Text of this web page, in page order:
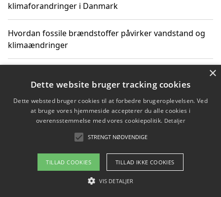
klimaforandringer i Danmark
Hvordan fossile brændstoffer påvirker vandstand og
klimaændringer
vores perspektiv
Copyright 2026 - Pilanto Aps
Om / kontakt
×
Dette website bruger tracking cookies
Dette websted bruger cookies til at forbedre brugeroplevelsen. Ved
at bruge vores hjemmeside accepterer du alle cookies i
overensstemmelse med vores cookiepolitik. Detaljer
STRENGT NØDVENDIGE
TILLAD COOKIES TILLAD IKKE COOKIES
VIS DETALJER